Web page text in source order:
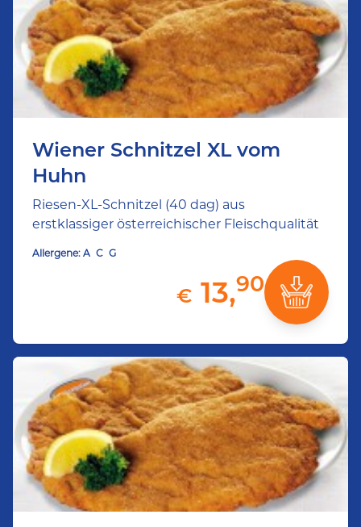
Wiener Schnitzel XL vom
Huhn
Riesen-XL-Schnitzel (40 dag) aus
erstklassiger österreichischer Fleischqualität
Allergene: A C G
€ 13,90